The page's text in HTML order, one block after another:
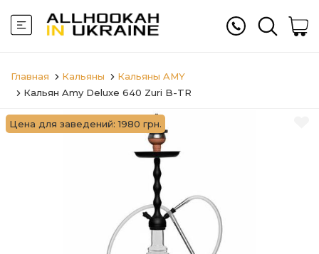
Главная Кальяны
Кальяны AMY
Кальян Amy Deluxe 640 Zuri B-TR
Цена для заведений: 1980 грн.